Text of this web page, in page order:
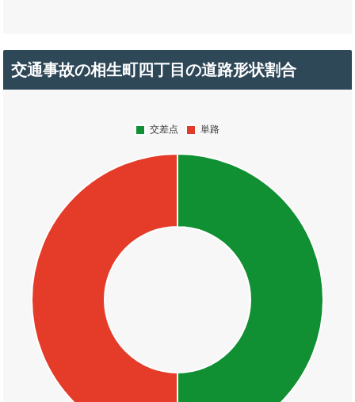
交通事故の相生町四丁目の道路形状割合